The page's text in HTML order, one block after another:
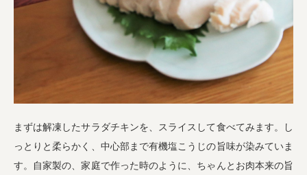
まずは解凍したサラダチキンを、スライスして食べてみます。し
っとりと柔らかく、中心部まで有機塩こうじの旨味が染みていま
す。自家製の、家庭で作った時のように、ちゃんとお肉本来の旨